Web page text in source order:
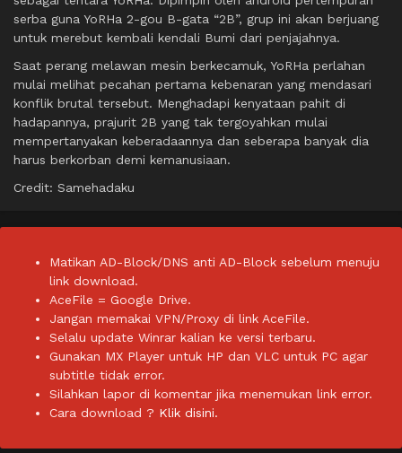
serba guna YoRHa 2-gou B-gata “2B”, grup ini akan berjuang
untuk merebut kembali kendali Bumi dari penjajahnya.
Saat perang melawan mesin berkecamuk, YoRHa perlahan
mulai melihat pecahan pertama kebenaran yang mendasari
konflik brutal tersebut. Menghadapi kenyataan pahit di
hadapannya, prajurit 2B yang tak tergoyahkan mulai
mempertanyakan keberadaannya dan seberapa banyak dia
harus berkorban demi kemanusiaan.
Credit: Samehadaku
Matikan AD-Block/DNS anti AD-Block sebelum menuju
link download.
AceFile = Google Drive.
Jangan memakai VPN/Proxy di link AceFile.
Selalu update Winrar kalian ke versi terbaru.
Gunakan MX Player untuk HP dan VLC untuk PC agar
subtitle tidak error.
Silahkan lapor di komentar jika menemukan link error.
Cara download ? Klik disini.